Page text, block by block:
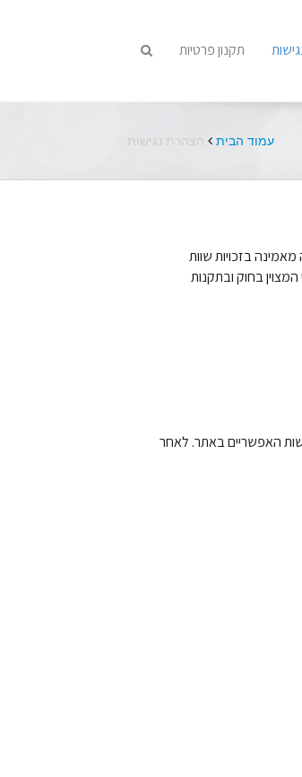
תקנון פרטיות
עמוד הבית הצהרת נגישות
בזכויות שוות
בחוק ובתקנות
האפשריים באתר. לאחר